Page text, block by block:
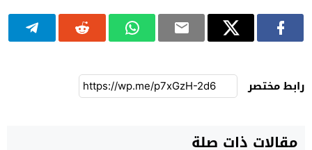
رابط مختصر
مقالات ذات صلة